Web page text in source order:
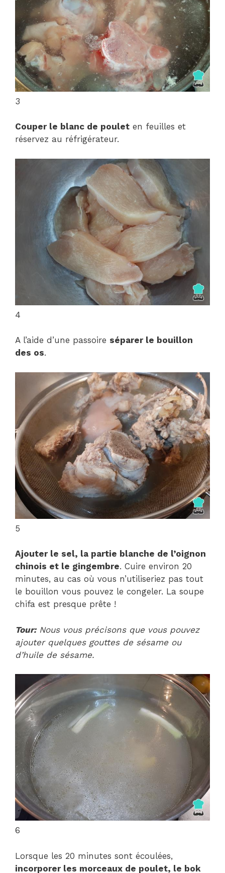
3
Couper le blanc de poulet en feuilles et
réservez au réfrigérateur.
4
A l’aide d’une passoire séparer le bouillon
des os.
5
Ajouter le sel, la partie blanche de l’oignon
chinois et le gingembre. Cuire environ 20
minutes, au cas où vous n’utiliseriez pas tout
le bouillon vous pouvez le congeler. La soupe
chifa est presque prête !
Tour:Nous vous précisons que vous pouvez
ajouter quelques gouttes de sésame ou
d’huile de sésame.
6
Lorsque les 20 minutes sont écoulées,
incorporer les morceaux de poulet, le bok